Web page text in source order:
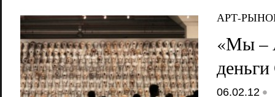
АРТ-
«Мы –
06.02.12 •